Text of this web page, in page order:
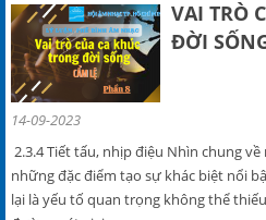
VAI TRÒ
ĐỜI
14-09-2023
2.3.4 Tiết tấu, nhịp điệu Nhìn chung
những đặc điểm tạo sự khác biệt nổi
lại là yếu tố quan trọng không thể